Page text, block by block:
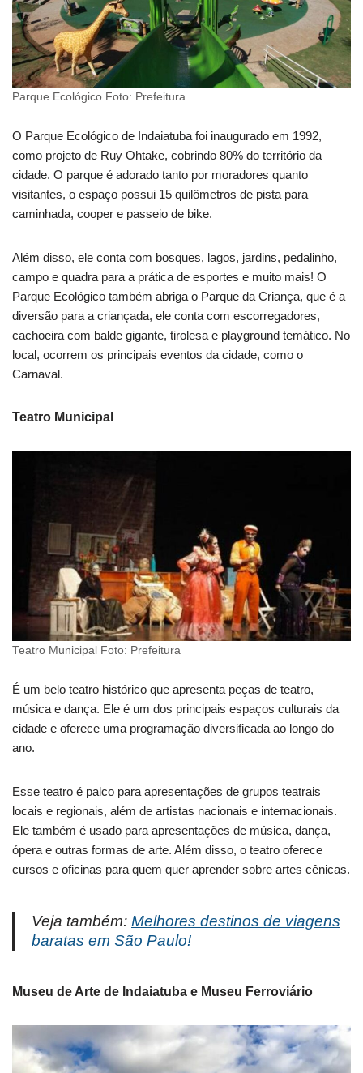
Parque Ecológico Foto: Prefeitura
O Parque Ecológico de Indaiatuba foi inaugurado em 1992,
como projeto de Ruy Ohtake, cobrindo 80% do território da
cidade. O parque é adorado tanto por moradores quanto
visitantes, o espaço possui 15 quilômetros de pista para
caminhada, cooper e passeio de bike.
Além disso, ele conta com bosques, lagos, jardins, pedalinho,
campo e quadra para a prática de esportes e muito mais! O
Parque Ecológico também abriga o Parque da Criança, que é a
diversão para a criançada, ele conta com escorregadores,
cachoeira com balde gigante, tirolesa e playground temático. No
local, ocorrem os principais eventos da cidade, como o
Carnaval.
Teatro Municipal
Teatro Municipal Foto: Prefeitura
É um belo teatro histórico que apresenta peças de teatro,
música e dança. Ele é um dos principais espaços culturais da
cidade e oferece uma programação diversificada ao longo do
ano.
Esse teatro é palco para apresentações de grupos teatrais
locais e regionais, além de artistas nacionais e internacionais.
Ele também é usado para apresentações de música, dança,
ópera e outras formas de arte. Além disso, o teatro oferece
cursos e oficinas para quem quer aprender sobre artes cênicas.
Veja também: Melhores destinos de viagens
baratas em São Paulo!
Museu de Arte de Indaiatuba e Museu Ferroviário